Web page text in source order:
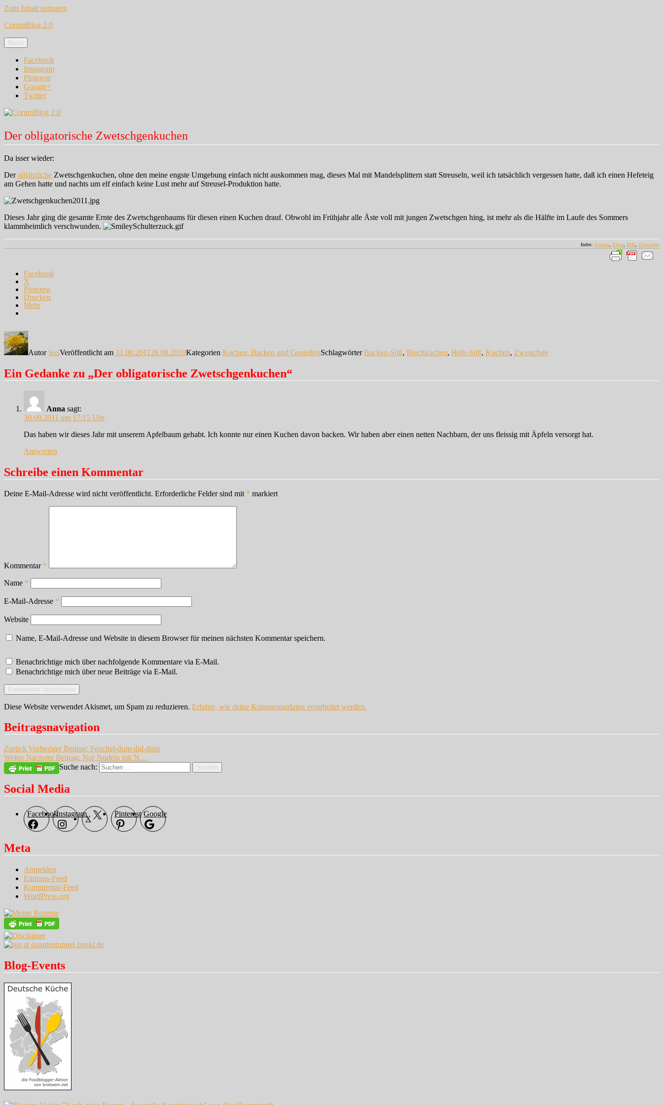
Zum Inhalt springen
CorumBlog 2.0
Menü
Facebook
Instagram
Pinterest
Google+
Twitter
Der obligatorische Zwetschgenkuchen
Da isser wieder:
Deralljährliche Zwetschgenkuchen, ohne den meine engste Umgebung einfach nicht auskommen mag, dieses Mal mit Mandelsplittern statt Streuseln, weil ich tatsächlich vergessen hatte, daß ich einen Hefeteig
am Gehen hatte und nachts um elf einfach keine Lust mehr auf Streusel-Produktion hatte.
Dieses Jahr ging die gesamte Ernte des Zwetschgenbaums für diesen einen Kuchen drauf. Obwohl im Frühjahr alle Äste voll mit jungen Zwetschgen hing, ist mehr als die Hälfte im Laufe des Sommers
klammheimlich verschwunden.
Index: Kuchen Blech Hefe Zwetschge
Facebook
X
Pinterest
Drucken
Mehr
Autor SusVeröffentlicht am 31.08.2011 28.08.2019Kategorien Kochen, Backen und GenießenSchlagwörterBacken-Süß, Blechkuchen, Hefe-Süß, Kuchen, Zwetschge
Ein Gedanke zu „Der obligatorische Zwetschgenkuchen“
Anna sagt:
30.09.2011 um 17:15 Uhr
Das haben wir dieses Jahr mit unserem Apfelbaum gehabt. Ich konnte nur einen Kuchen davon backen. Wir haben aber einen netten Nachbarn, der uns fleissig mit Äpfeln versorgt hat.
Antworten
Schreibe einen Kommentar
Deine E-Mail-Adresse wird nicht veröffentlicht. Erforderliche Felder sind mit * markiert
Kommentar *
Name *
E-Mail-Adresse *
Website
Name, E-Mail-Adresse und Website in diesem Browser für meinen nächsten Kommentar speichern.
Benachrichtige mich über nachfolgende Kommentare via E-Mail.
Benachrichtige mich über neue Beiträge via E-Mail.
Diese Website verwendet Akismet, um Spam zu reduzieren. Erfahre, wie deine Kommentardaten verarbeitet werden.
Beitragsnavigation
Zurück Vorheriger Beitrag: Fenchel-dum-did-dum
Weiter Nächster Beitrag: Nur Nudeln mit N…
Suche nach:
Suchen
Social Media
FacebookInstagram
X
Pinterest Google
Meta
Anmelden
Eintrags-Feed
Kommentar-Feed
WordPress.org
Blog-Events